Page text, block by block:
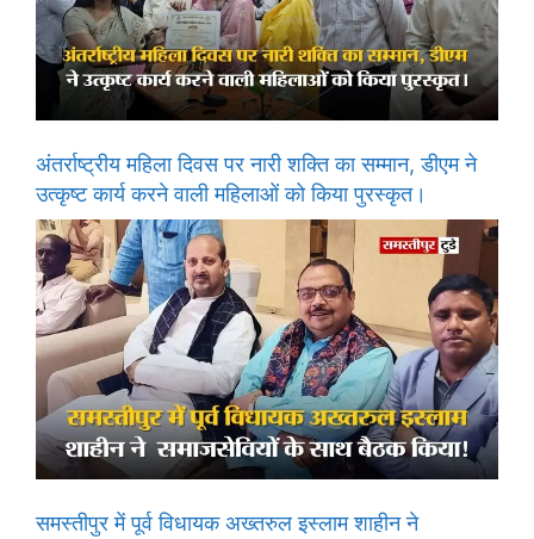
अंतर्राष्ट्रीय महिला दिवस पर नारी शक्ति का सम्मान, डीएम ने
उत्कृष्ट कार्य करने वाली महिलाओं को किया पुरस्कृत।
समस्तीपुर में पूर्व विधायक अख्तरुल इस्लाम शाहीन ने